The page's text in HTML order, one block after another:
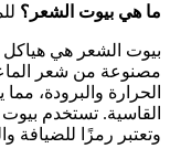
ما هي بيوت الشعر؟
بيوت الشعر هي هياكل
مصنوعة من شعر
الحرارة والبرودة،
القاسية. تستخدم بيوت
وتعتبر رمزًا للضيافة